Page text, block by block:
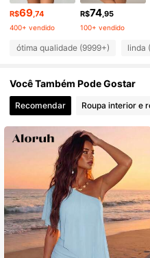
4,90 2.3M
4,90 2.3M
4,90 2.3M
4,90 2.3M
4,90 2.3M
2.3M
R$69 ,74
400+ vendido
R$74 ,95
100+ vendido
ótima qualidade (9999+) linda
Você Também Pode Gostar
Recomendar Roupa interior e